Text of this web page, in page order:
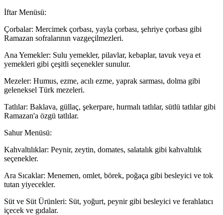
İftar Menüsü:
Çorbalar: Mercimek çorbası, yayla çorbası, şehriye çorbası gibi
Ramazan sofralarının vazgeçilmezleri.
Ana Yemekler: Sulu yemekler, pilavlar, kebaplar, tavuk veya et
yemekleri gibi çeşitli seçenekler sunulur.
Mezeler: Humus, ezme, acılı ezme, yaprak sarması, dolma gibi
geleneksel Türk mezeleri.
Tatlılar: Baklava, güllaç, şekerpare, hurmalı tatlılar, sütlü tatlılar gibi
Ramazan'a özgü tatlılar.
Sahur Menüsü:
Kahvaltılıklar: Peynir, zeytin, domates, salatalık gibi kahvaltılık
seçenekler.
Ara Sıcaklar: Menemen, omlet, börek, poğaça gibi besleyici ve tok
tutan yiyecekler.
Süt ve Süt Ürünleri: Süt, yoğurt, peynir gibi besleyici ve ferahlatıcı
içecek ve gıdalar.